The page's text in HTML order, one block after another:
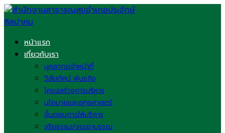
Skip
to
หน้าแรก
เกี่ยวกับเรา
บุคลากรเจ้าหน้าที่
วิสัยทัศน์ พันธกิจ
โครงสร้างการบริหาร
นโยบายและยุทธศาสตร์
ขั้นตอนการให้บริการ
จริยธรรม/จรรยาบรรณ